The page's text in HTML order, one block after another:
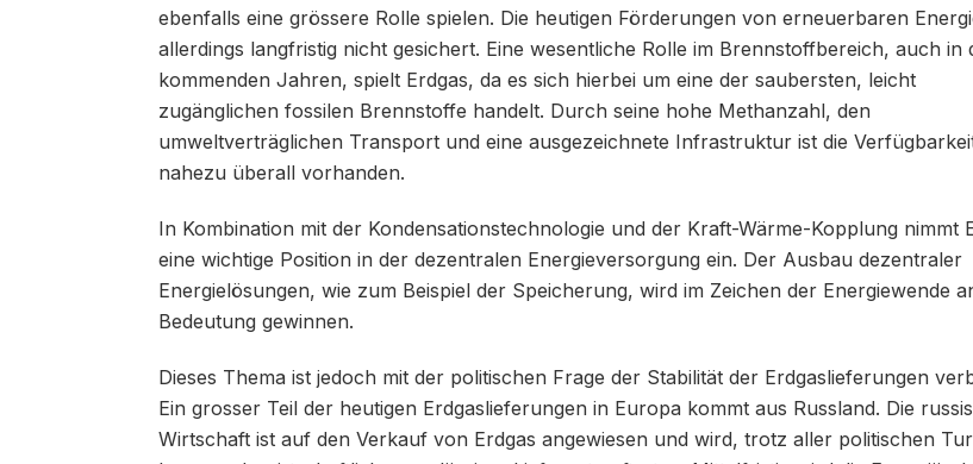
ebenfalls eine grössere Rolle spielen. Die heutigen Förderungen von erneuerbaren
allerdings langfristig nicht gesichert. Eine wesen­tliche Rolle im Brennstoffbereich, auch in
kommenden Jahren, spielt Erdgas, da es sich hierbei um eine der saubersten, leicht
zugänglichen fossilen Brennstoffe handelt. Durch seine hohe Methanzahl, den
umweltverträglichen Transport und eine ausgezeichnete Infrastruktur ist die
nahezu überall vorhanden.
In Kombination mit der Kondensationstechnologie und der Kraft-Wärme-Kopplung nimmt
eine wichtige Position in der dezentralen Energieversorgung ein. Der Ausbau dezentraler
Energielösungen, wie zum Beispiel der Speicherung, wird im Zeichen der Energiewende
Bedeutung gewinnen.
Dieses Thema ist jedoch mit der politischen Frage der Stabilität der Erdgaslieferungen
Ein grosser Teil der heutigen Erdgaslieferungen in Europa kommt aus Russland. Die
Wirtschaft ist auf den Verkauf von Erdgas angewiesen und wird, trotz aller politischen